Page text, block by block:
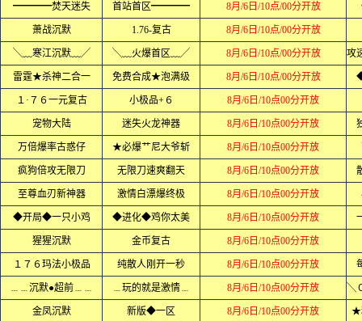
━━━━焚天迷失 首站首区━━━━ 8月/6日/10点/00分开放
萧战沉默 1.76-复古 8月/6日/10点/00分开放
╲﹏寒江沉默﹏╱ ╲﹏火爆首区﹏╱ 8月/6日/10点/00分开放
雷霆★杀神二合一 免费合成★泡满级 8月/6日/10点/00分开放
１·７６一元复古 小极品+６ 8月/6日/10点00分开放
宠物大陆 迷失火龙神器 8月/6日/10点00分开放
万倍爆率古惑仔 ★必爆艹尼大爷斩 8月/6日/10点00分开放
疯狗倍攻无限刀 无限刀速爽翻天 8月/6日/10点00分开放
至尊血刃新神器 激情白漂爆终极 8月/6日/10点00分开放
◆开局◆一只小鸡 ◆进化◆鸡你太美 8月/6日/10点00分开放
猩猩沉默 金币复古 8月/6日/10点00分开放
１７６玛法小极品 纯散人刚开一秒 8月/6日/10点00分开放
﹍﹍沉默●超前﹍﹍ ﹍玩的就是激情﹍ 8月/6日/10点00分开放
金凤沉默 新版◆一区 8月/6日/10点00分开放 ★